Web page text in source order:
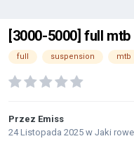
[3000-5000] full
full suspension mtb
Przez Emiss
24 Listopada 2025 w Jaki